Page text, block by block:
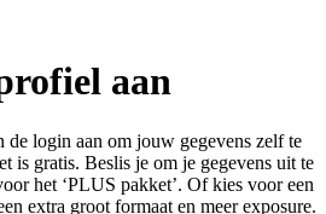
aan
login aan om jouw gegevens zelf te
is gratis. Beslis je om je gegevens uit te
het ‘PLUS pakket’. Of kies voor een
extra groot formaat en meer exposure.